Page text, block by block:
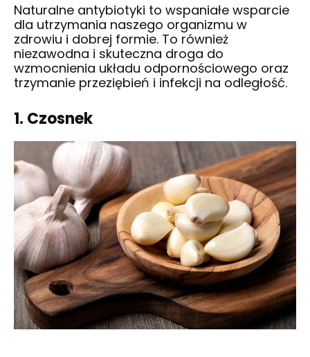
Naturalne antybiotyki to wspaniałe wsparcie
dla utrzymania naszego organizmu w
zdrowiu i dobrej formie. To również
niezawodna i skuteczna droga do
wzmocnienia układu odpornościowego oraz
trzymanie przeziębień i infekcji na odległość.
1. Czosnek